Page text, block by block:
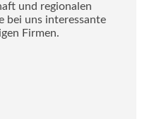
und regionalen
bei uns interessante
Firmen.